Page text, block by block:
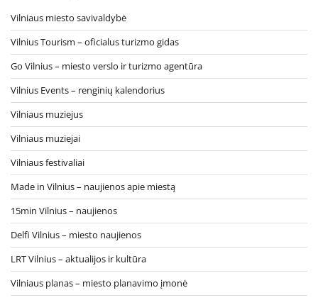
Vilniaus miesto savivaldybė
Vilnius Tourism – oficialus turizmo gidas
Go Vilnius – miesto verslo ir turizmo agentūra
Vilnius Events – renginių kalendorius
Vilniaus muziejus
Vilniaus muziejai
Vilniaus festivaliai
Made in Vilnius – naujienos apie miestą
15min Vilnius – naujienos
Delfi Vilnius – miesto naujienos
LRT Vilnius – aktualijos ir kultūra
Vilniaus planas – miesto planavimo įmonė